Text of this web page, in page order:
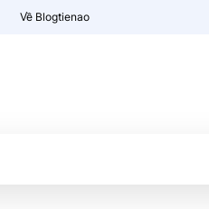
Về Blogtienao